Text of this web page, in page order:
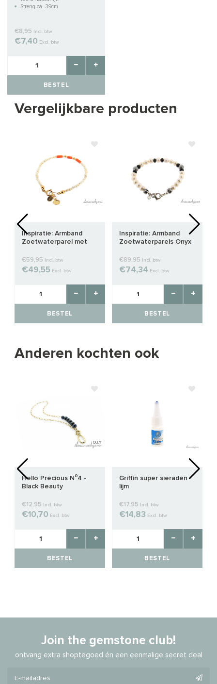
Streng ca. 39cm
€8,95 Incl. btw
€7,40 Excl. btw
BESTEL
Vergelijkbare producten
Inspiratie: Armband
Zoetwaterparel met
€59,95 Incl. btw
€49,55 Excl. btw
BESTEL
Inspiratie: Armband
Zoetwaterparels Onyx
€89,95 Incl. btw
€74,34 Excl. btw
BESTEL
Anderen kochten ook
Hello Precious N⁰4 -
Black Beauty
€12,95 Incl. btw
€10,70 Excl. btw
BESTEL
Griffin super sieraden
lijm
€17,95 Incl. btw
€14,83 Excl. btw
BESTEL
Join the gemstone club!
ontvang extra shoptegoed én een eenmalige secret deal